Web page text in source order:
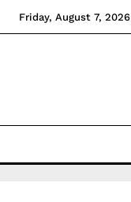
Friday, August 7, 2026